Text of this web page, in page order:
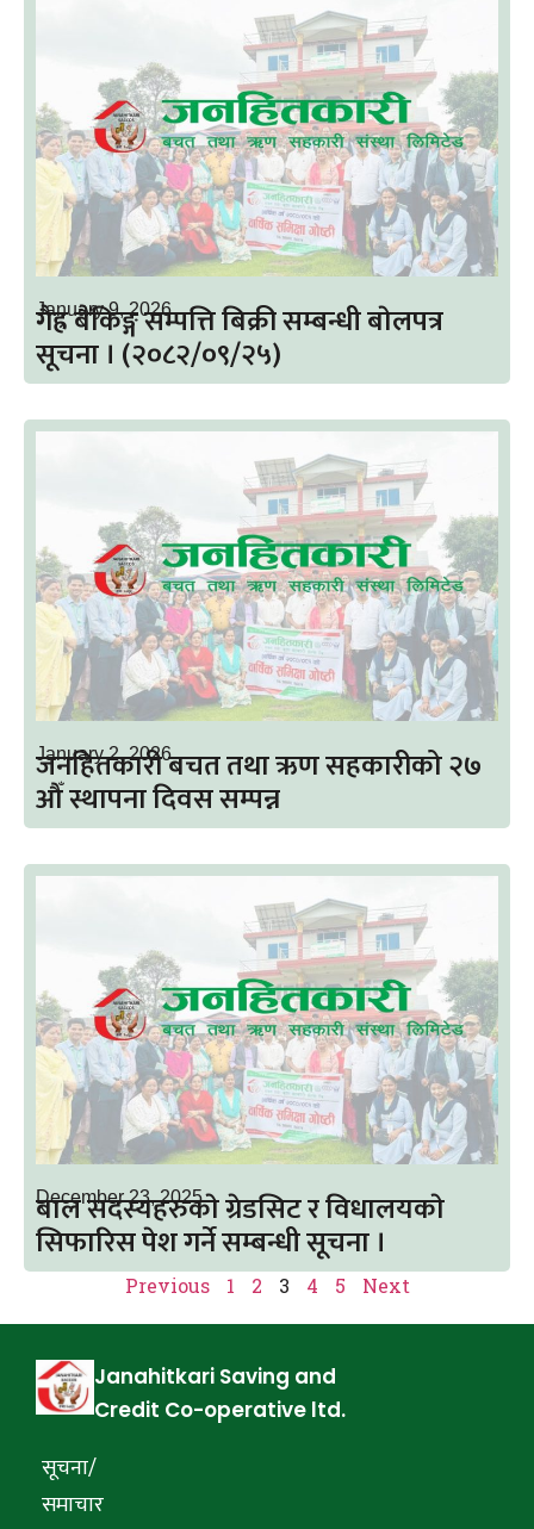
January 9, 2026
गैह्र बैंकिङ्ग सम्पत्ति बिक्री सम्बन्धी बाेलपत्र
सूचना । (२०८२/०९/२५)
January 2, 2026
जनहितकारी बचत तथा ऋण सहकारीको २७
औँ स्थापना दिवस सम्पन्न
December 23, 2025
बाल सदस्यहरुकाे ग्रेडसिट र विधालयकाे
सिफारिस पेश गर्ने सम्बन्धी सूचना ।
Previous 1 2 3 4 5 Next
Janahitkari Saving and
Credit Co-operative ltd.
सूचना/
समाचार